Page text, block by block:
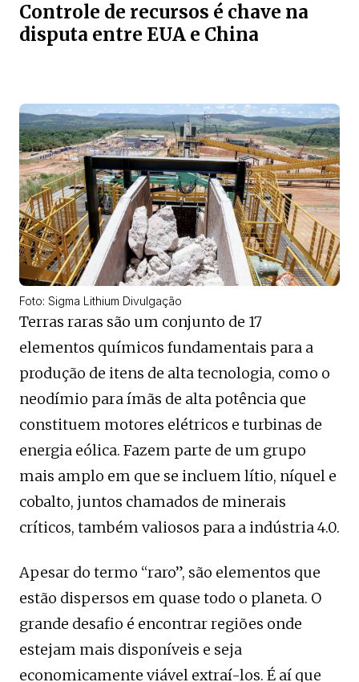
Controle de recursos é chave na
disputa entre EUA e China
Foto: Sigma Lithium Divulgação
Terras raras são um conjunto de 17
elementos químicos fundamentais para a
produção de itens de alta tecnologia, como o
neodímio para ímãs de alta potência que
constituem motores elétricos e turbinas de
energia eólica. Fazem parte de um grupo
mais amplo em que se incluem lítio, níquel e
cobalto, juntos chamados de minerais
críticos, também valiosos para a indústria 4.0.
Apesar do termo “raro”, são elementos que
estão dispersos em quase todo o planeta. O
grande desafio é encontrar regiões onde
estejam mais disponíveis e seja
economicamente viável extraí-los. É aí que